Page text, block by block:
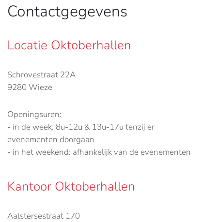
Contactgegevens
Locatie Oktoberhallen
Schrovestraat 22A
9280 Wieze
Openingsuren:
- in de week: 8u-12u & 13u-17u tenzij er
evenementen doorgaan
- in het weekend: afhankelijk van de evenementen
Kantoor Oktoberhallen
Aalstersestraat 170